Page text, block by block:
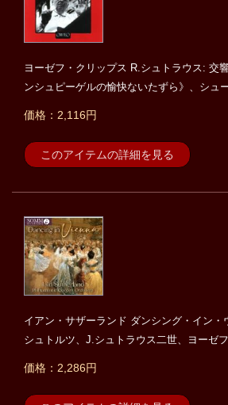
ヨーゼフ・クリップス R.シュトラウス: 交
ンシュピーゲルの愉快ないたずら》、シュ
価格：2,116円
このアイテムの詳細を見る
イアン・サザーランド ダンシング・イン・
シュトルツ、J.シュトラウス二世、ヨーゼ
価格：2,286円